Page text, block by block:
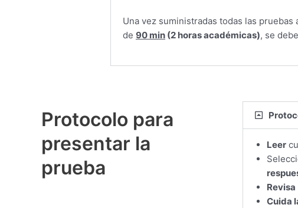
Una vez suministradas todas las
de 90 min(2 horas académicas), se
Protocolo para
presentar la
prueba
Leer
Revisa
Cuida